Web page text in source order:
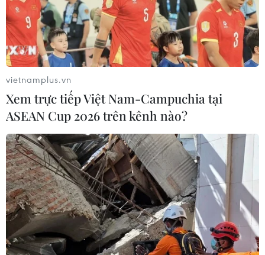
đồng, giảm giá trị hợp đồng hơn 28 tỷ đồng…/.
(Vietnam+)
#Kiểm toán Nhà nước
#Khu kinh tế Nghi Sơn
vietnamplus.vn
Xem trực tiếp Việt Nam-Campuchia tại
ASEAN Cup 2026 trên kênh nào?